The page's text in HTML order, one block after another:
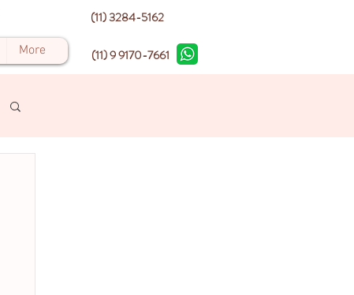
More
(11) 3284-5162
(11) 9 9170-7661